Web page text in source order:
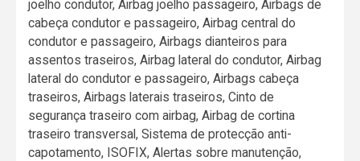
joelho condutor, Airbag joelho passageiro, Airbags de
cabeça condutor e passageiro, Airbag central do
condutor e passageiro, Airbags dianteiros para
assentos traseiros, Airbag lateral do condutor, Airbag
lateral do condutor e passageiro, Airbags cabeça
traseiros, Airbags laterais traseiros, Cinto de
segurança traseiro com airbag, Airbag de cortina
traseiro transversal, Sistema de protecção anti-
capotamento, ISOFIX, Alertas sobre manutenção,